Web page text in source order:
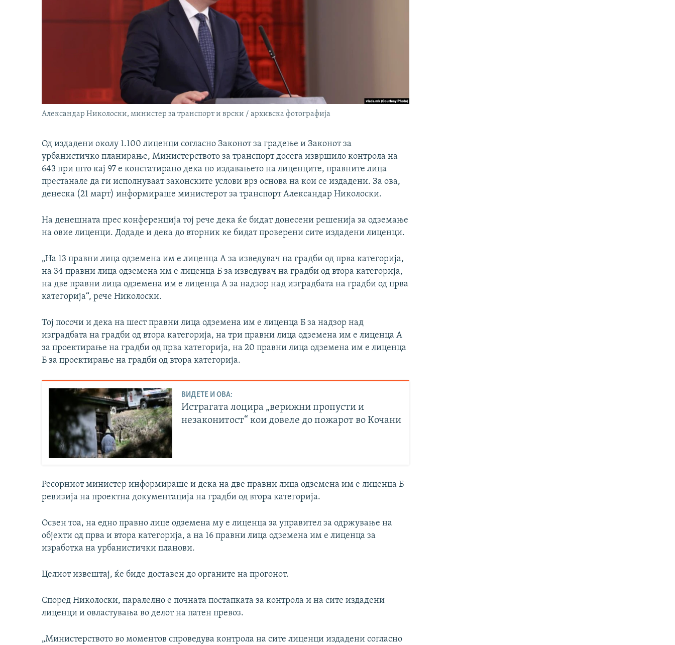
Александар Николоски, министер за транспорт и врски / архивска фотографија
Од издадени околу 1.100 лиценци согласно Законот за градење и Законот за
урбанистичко планирање, Министерството за транспорт досега извршило контрола на
643 при што кај 97 е констатирано дека по издавањето на лиценците, правните лица
престанале да ги исполнуваат законските услови врз основа на кои се издадени. За ова,
денеска (21 март) информираше министерот за транспорт Александар Николоски.
На денешната прес конференција тој рече дека ќе бидат донесени решенија за одземање
на овие лиценци. Додаде и дека до вторник ке бидат проверени сите издадени лиценци.
„На 13 правни лица одземена им е лиценца А за изведувач на градби од прва категорија,
на 34 правни лица одземена им е лиценца Б за изведувач на градби од втора категорија,
на две правни лица одземена им е лиценца А за надзор над изградбата на градби од прва
категорија“, рече Николоски.
Тој посочи и дека на шест правни лица одземена им е лиценца Б за надзор над
изградбата на градби од втора категорија, на три правни лица одземена им е лиценца А
за проектирање на градби од прва категорија, на 20 правни лица одземена им е лиценца
Б за проектирање на градби од втора категорија.
ВИДЕТЕ И ОВА:
Истрагата лоцира „верижни пропусти и
незаконитост“ кои довеле до пожарот во Кочани
Ресорниот министер информираше и дека на две правни лица одземена им е лиценца Б
ревизија на проектна документација на градби од втора категорија.
Освен тоа, на едно правно лице одземена му е лиценца за управител за одржување на
објекти од прва и втора категорија, а на 16 правни лица одземена им е лиценца за
изработка на урбанистички планови.
Целиот извештај, ќе биде доставен до органите на прогонот.
Според Николоски, паралелно е почната постапката за контрола и на сите издадени
лиценци и овластувања во делот на патен превоз.
„Министерството во моментов спроведува контрола на сите лиценци издадени согласно